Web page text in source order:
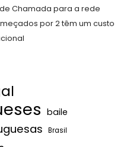
Chamada para a rede
por 2 têm um custo
baile
Brasil